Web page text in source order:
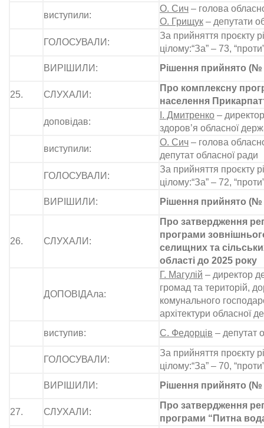
виступили:
О. Сич – голова
О. Грищук – депутати
ГОЛОСУВАЛИ:
За прийняття проєкту
цілому:“За” – 73,
ВИРІШИЛИ:
Рішення прийнято (№
25. СЛУХАЛИ:
Про комплексну
населення
доповідав:
І. Дмитренко –
здоров’я обласної
виступили:
О. Сич – голова
депутат обласної ради
ГОЛОСУВАЛИ:
За прийняття проєкту
цілому:“За” – 72,
ВИРІШИЛИ:
Рішення прийнято (№
26. СЛУХАЛИ:
Про затвердження
програми
селищних та
області до 2025 року
ДОПОВІДАла:
Г. Магулій – директор
громад та територій,
комунального
архітектури обласної
виступив:
С. Федорців – депутат
ГОЛОСУВАЛИ:
За прийняття проєкту
цілому:“За” – 70,
ВИРІШИЛИ:
Рішення прийнято (№
27. СЛУХАЛИ:
Про затвердження
програми “Питна